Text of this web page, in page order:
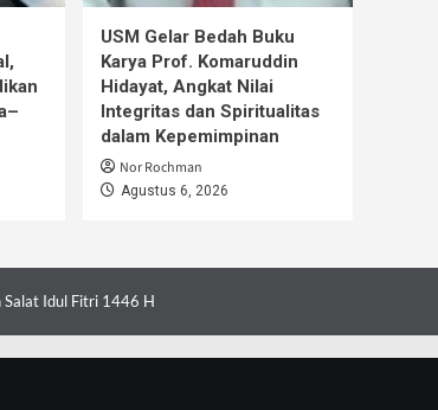
USM Gelar Bedah Buku
Karya Prof. Komaruddin
Hidayat, Angkat Nilai
Integritas dan Spiritualitas
dalam Kepemimpinan
Nor Rochman
Agustus 6, 2026
Salat Idul Fitri 1446 H